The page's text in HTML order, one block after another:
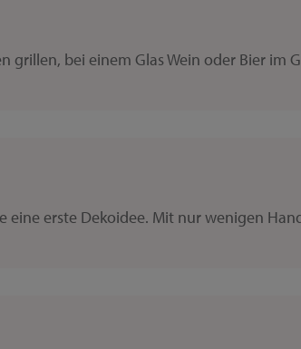
bei einem Glas Wein oder Bier im
eine erste Dekoidee. Mit nur wenigen